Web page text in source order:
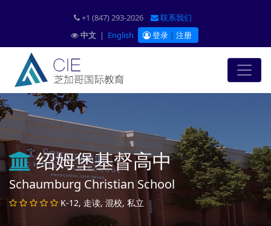
+1 (847) 293-2026
联系我们
中文 | English 登录 | 注册
绍姆堡基督高中
Schaumburg Christian School
K-12, 走读, 混校, 私立